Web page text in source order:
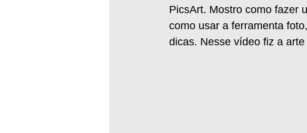
PicsArt. Mostro como fazer
como usar a ferramenta
dicas. Nesse vídeo fiz a